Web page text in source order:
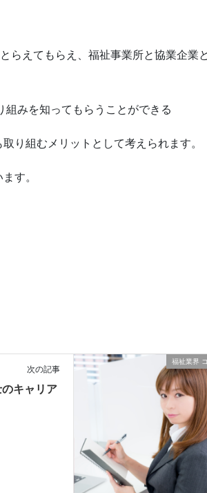
らえてもらえ、福祉事業所と協業企業
みを知ってもらうことができる
り組むメリットとして考えられます。
す。
福祉業界
次の記事
キャリア